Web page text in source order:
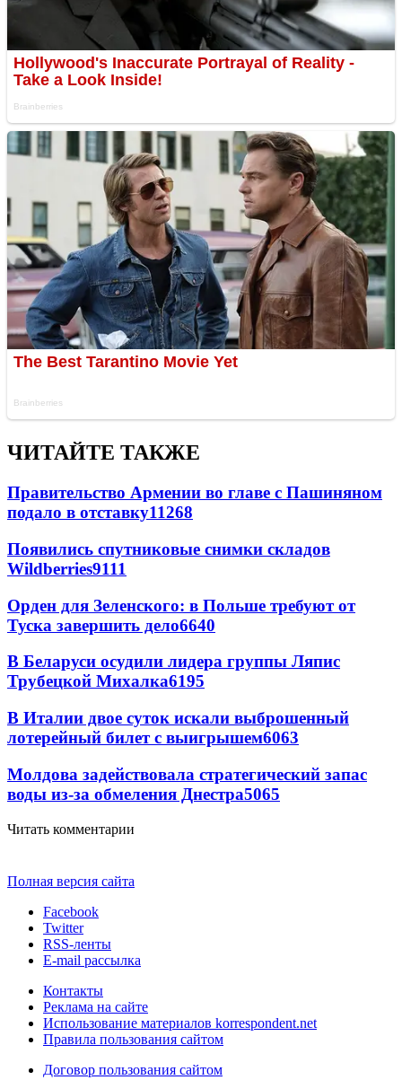
ЧИТАЙТЕ ТАКЖЕ
Правительство Армении во главе с Пашиняном
подало в отставку11268
Появились спутниковые снимки складов
Wildberries9111
Орден для Зеленского: в Польше требуют от
Туска завершить дело6640
В Беларуси осудили лидера группы Ляпис
Трубецкой Михалка6195
В Италии двое суток искали выброшенный
лотерейный билет с выигрышем6063
Молдова задействовала стратегический запас
воды из-за обмеления Днестра5065
Читать комментарии
Полная версия сайта
Facebook
Twitter
RSS-ленты
E-mail рассылка
Контакты
Реклама на сайте
Использование материалов korrespondent.net
Правила пользования сайтом
Договор пользования сайтом